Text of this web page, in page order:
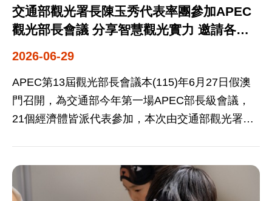
售票系統購買「Taiwan PASS台鐵版」（售價2,500
元），即可獲贈8月29日「月光．海音樂會－澎湃的
為止。當晚音樂會將由黑旋風、周蕙、Uuhai樂團、
戴愛玲及温嵐等實力派歌手接力演出，旅客除可沉
浸於音樂盛會，更可結合Taiwan PASS規劃東臺灣
深度旅程，體驗山海交織的慢旅行魅力。 觀光署指
作品牌包括7-ELEVEN、昇恆昌、噶瑪蘭威士忌酒
廠、SKM Park Outlets高雄草衙、福容大飯店、承
交通部觀光署長陳玉秀代表率團參加APEC
觀光部長會議 分享智慧觀光實力 邀請各經
2026-06-29
APEC第13屆觀光部長會議本(115)年6月27日假澳
門召開，為交通部今年第一場APEC部長級會議，
21個經濟體皆派代表參加，本次由交通部觀光署陳
新技術促進亞太地區觀光發展，聚焦數據應用、提
升旅遊便利性與降低旅遊障礙、透過資訊技術與能